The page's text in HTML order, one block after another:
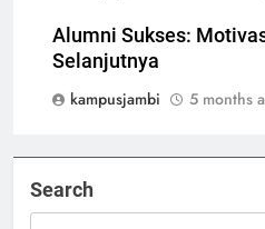
Alumni Sukses:
Selanjutnya
kampusjambi
5 months
Search